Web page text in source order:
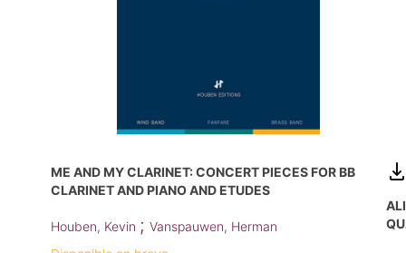
ME AND MY CLARINET: CONCERT PIECES FOR BB
CLARINET AND PIANO AND ETUDES
Houben, Kevin ; Vanspauwen, Herman